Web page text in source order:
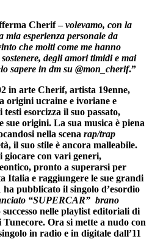
Cherif–volevamo, con la
mia esperienza personale da
che molti come me hanno
degli amori timidi e mai
sapere in dm su @mon_cherif.”
in arte Cherif, artista 19enne,
origini ucraine e ivoriane e
esorcizza il suo passato,
sue origini. La sua musica è piena
nella scena rap/trap
il suo stile è ancora malleabile.
giocare con vari generi,
pronto a superarsi per
Italia e raggiungere le sue grandi
ha pubblicato il singolo d’esordio
“SUPERCAR” brano
nelle playlist editoriali di
Ora si mette a nudo con
in radio e in digitale dall’11